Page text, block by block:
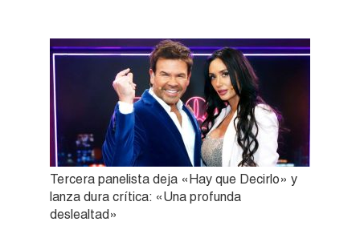
Tercera panelista deja «Hay que Decirlo» y
lanza dura crítica: «Una profunda
deslealtad»